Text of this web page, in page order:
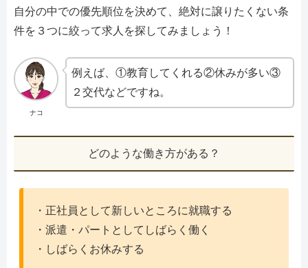
自分の中での優先順位を決めて、絶対に譲りたくない条
件を３つに絞って求人を探してみましょう！
ナコ
例えば、①教育してくれる②休みが多い③
２交代などですね。
どのような働き方がある？
・正社員として新しいところに就職する
・派遣・パートとしてしばらく働く
・しばらくお休みする